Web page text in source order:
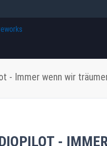
- Immer wenn wir
-